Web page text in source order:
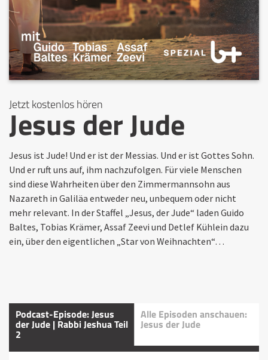
Jetzt kostenlos hören
Jesus der Jude
Jesus ist Jude! Und er ist der Messias. Und er ist Gottes Sohn.
Und er ruft uns auf, ihm nachzufolgen. Für viele Menschen
sind diese Wahrheiten über den Zimmermannsohn aus
Nazareth in Galiläa entweder neu, unbequem oder nicht
mehr relevant. In der Staffel „Jesus, der Jude“ laden Guido
Baltes, Tobias Krämer, Assaf Zeevi und Detlef Kühlein dazu
ein, über den eigentlichen „Star von Weihnachten“…
Podcast-Episode: Jesus
der Jude | Rabbi Jeshua Teil
2
Alle Episoden anschauen:
Jesus der Jude